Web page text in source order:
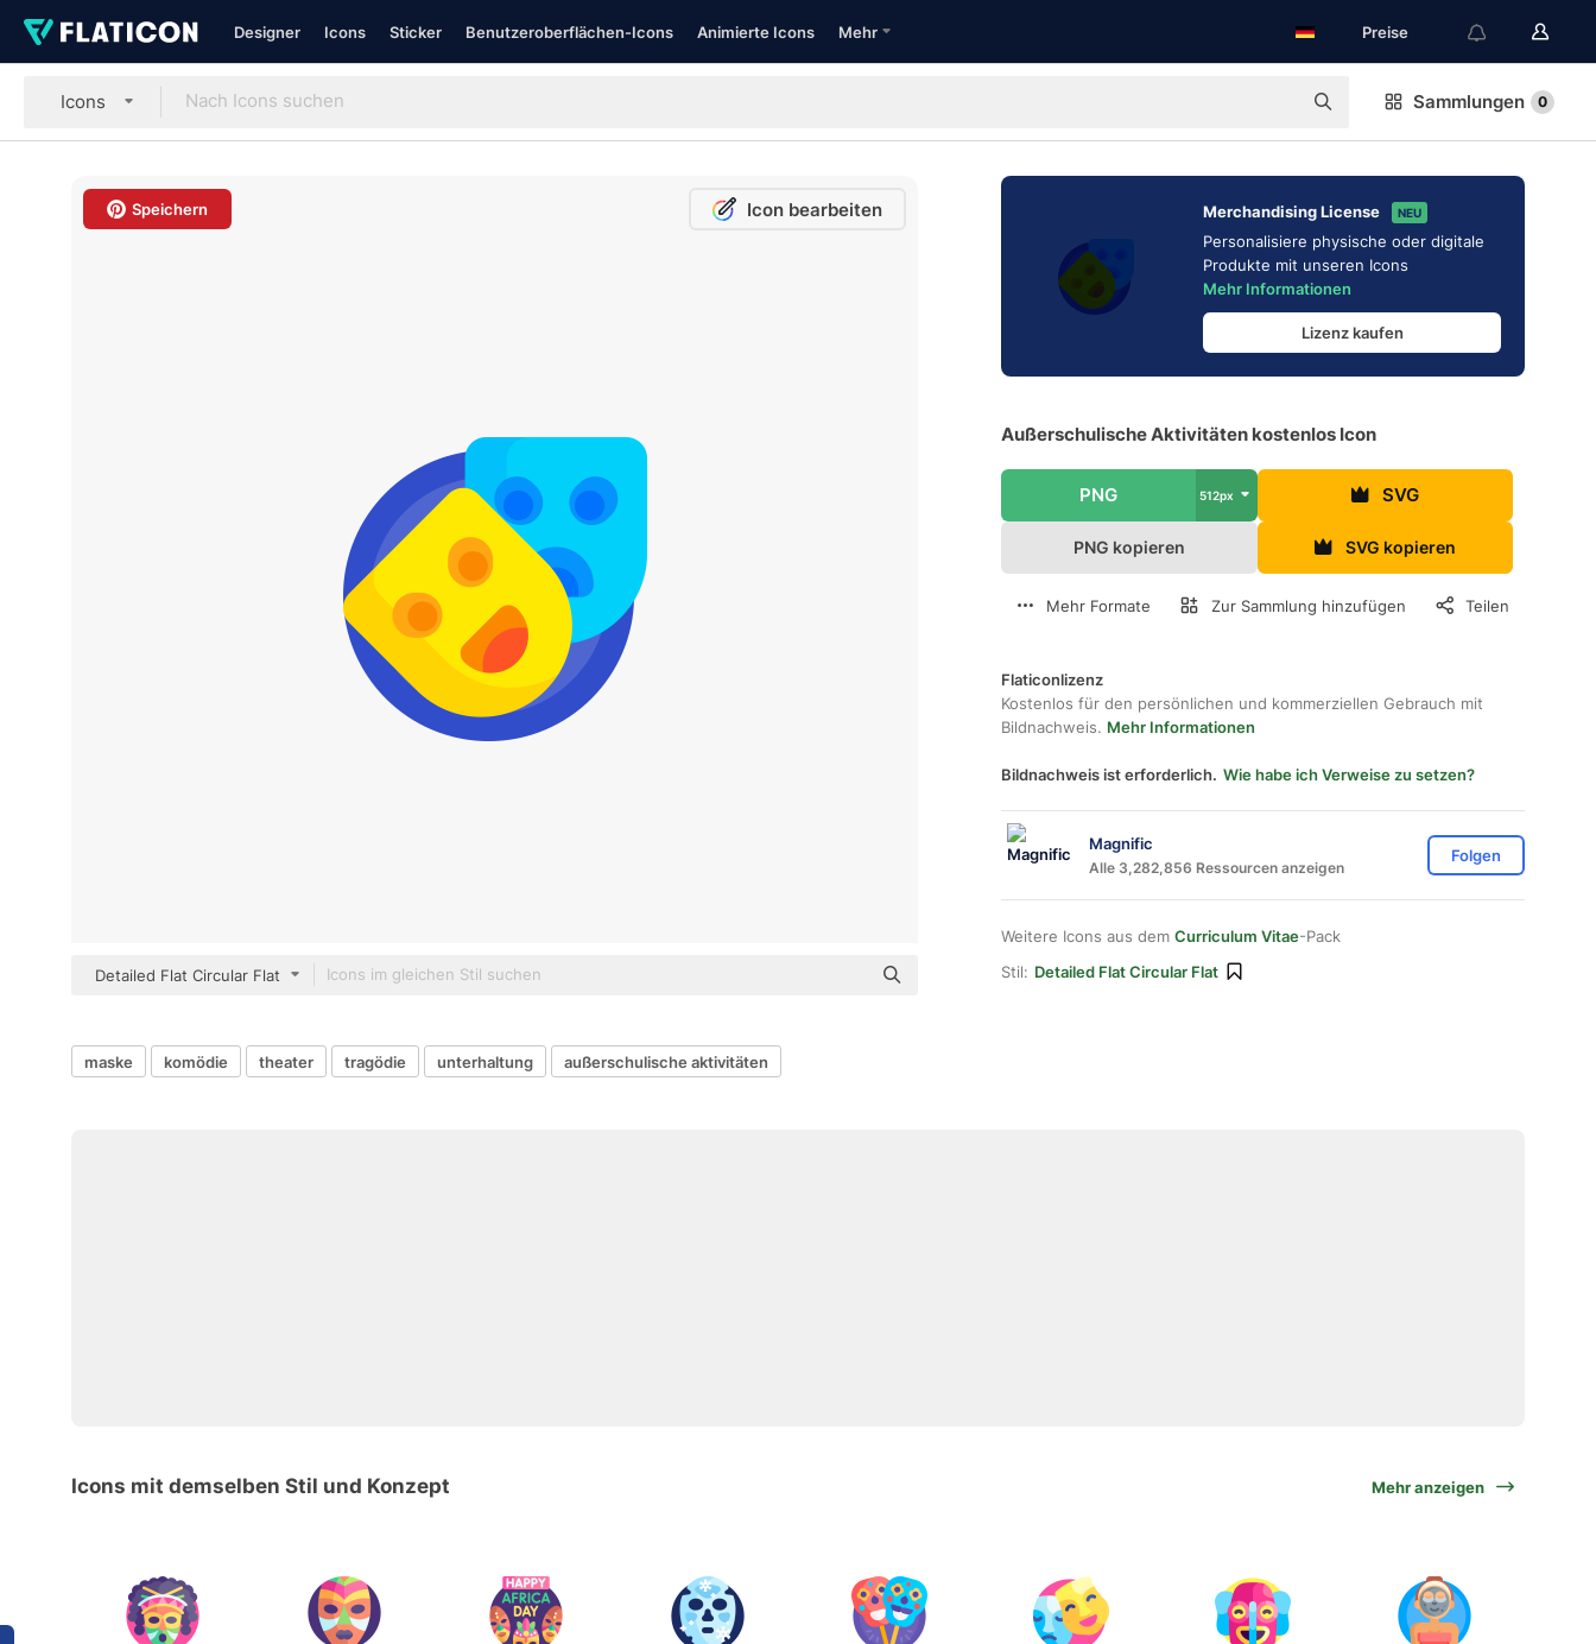
Designer Icons Sticker Benutzeroberflächen-Icons Animierte Icons Mehr Preise
Icons Sammlungen 0
Speichern Icon bearbeiten
Detailed Flat Circular Flat
Merchandising License NEU
Personalisiere physische oder digitale
Produkte mit unseren Icons
Mehr Informationen
Lizenz kaufen
Außerschulische Aktivitäten kostenlos Icon
PNG 512px SVG
PNG kopieren SVG kopieren
Mehr Formate Zur Sammlung hinzufügen Teilen
Flaticonlizenz
Kostenlos für den persönlichen und kommerziellen Gebrauch mit
Bildnachweis. Mehr Informationen
Bildnachweis ist erforderlich. Wie habe ich Verweise zu setzen?
Magnific
Alle 3,282,856 Ressourcen anzeigen
Folgen
Weitere Icons aus dem Curriculum Vitae-Pack
Stil: Detailed Flat Circular Flat
maske komödie theater tragödie unterhaltung außerschulische aktivitäten
Icons mit demselben Stil und Konzept Mehr anzeigen